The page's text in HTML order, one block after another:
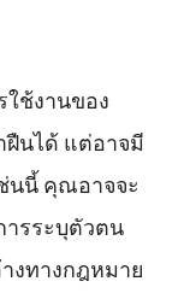
ช้งานของ
ฝืนได้ แต่อาจมี
นนี้ คุณอาจจะ
ารระบุตัวตน
งทางกฎหมาย